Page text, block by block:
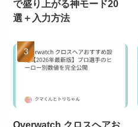
で盛り上がる神モード20
選＋入力方法
Overwatch クロスヘアお